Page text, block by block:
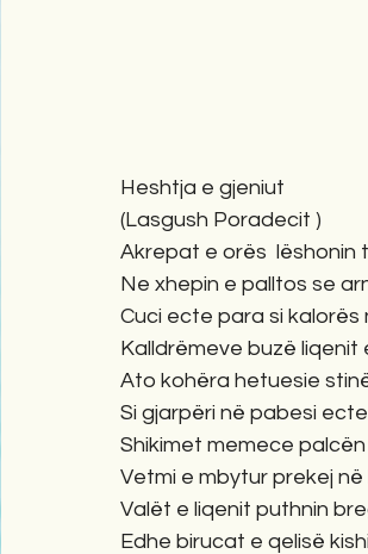
Heshtja e gjeniut
(Lasgush Poradecit )
Akrepat e orës  lëshonin
Ne xhepin e palltos se
Cuci ecte para si kalorës
Kalldrëmeve buzë liqenit
Ato kohëra hetuesie
Si gjarpëri në pabesi
Shikimet memece
Vetmi e mbytur prekej
Valët e liqenit puthnin
Edhe birucat e qelisë